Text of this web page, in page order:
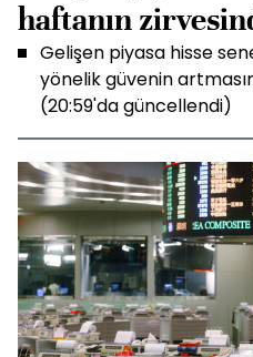
haftanın
Gelişen piyasa hisse
yönelik güvenin
(20:59'da güncellendi)